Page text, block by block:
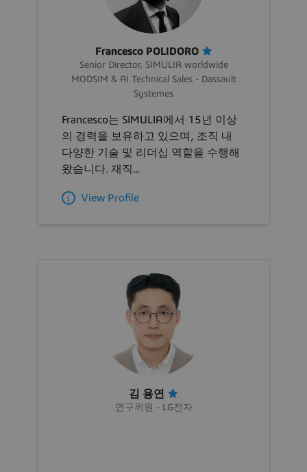
Francesco POLIDORO
Senior Director, SIMULIA worldwide
MODSIM & AI Technical Sales - Dassault
Systemes
Francesco는 SIMULIA에서 15년 이상
의 경력을 보유하고 있으며, 조직 내
다양한 기술 및 리더십 역할을 수행해
왔습니다. 재직...
View Profile
김 용연
연구위원 - LG전자